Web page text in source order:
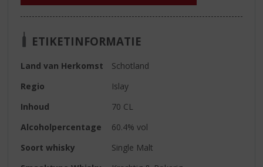
ETIKETINFORMATIE
Land van Herkomst
Schotland
Regio
Islay
Inhoud
70 CL
Alcoholpercentage
60.4% vol
Soort whisky
Single Malt